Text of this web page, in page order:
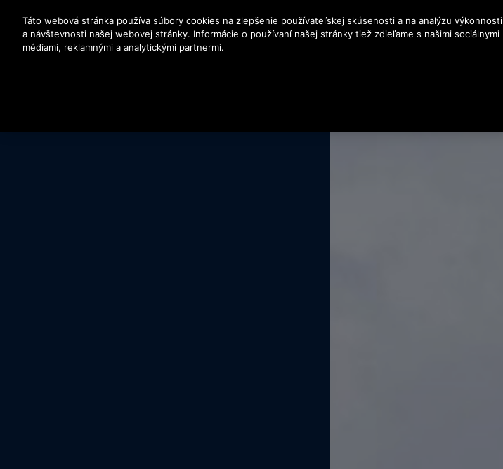
Stlačením klávesu Enter preskočíte na hlavný obsah
Táto webová stránka používa súbory cookies na zlepšenie používateľskej skúsenosti a na analýzu výkonnosti
a návštevnosti našej webovej stránky. Informácie o používaní našej stránky tiež zdieľame s našimi sociálnymi
médiami, reklamnými a analytickými partnermi.